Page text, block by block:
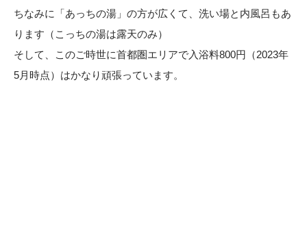
ちなみに「あっちの湯」の方が広くて、洗い場と内風呂もあ
ります（こっちの湯は露天のみ）
そして、このご時世に首都圏エリアで入浴料800円（2023年
5月時点）はかなり頑張っています。